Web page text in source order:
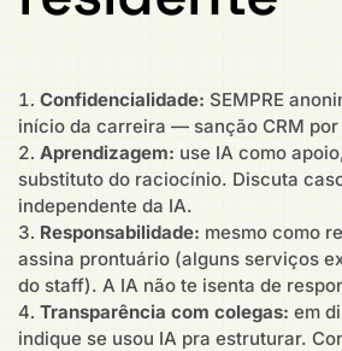
Confidencialidade: SEMPRE
início da carreira — sanção CRM por
Aprendizagem: use IA como
substituto do raciocínio. Discuta
independente da IA.
Responsabilidade: mesmo como
assina prontuário (alguns serviços
do staff). A IA não te isenta de
Transparência com colegas: em
indique se usou IA pra estruturar.